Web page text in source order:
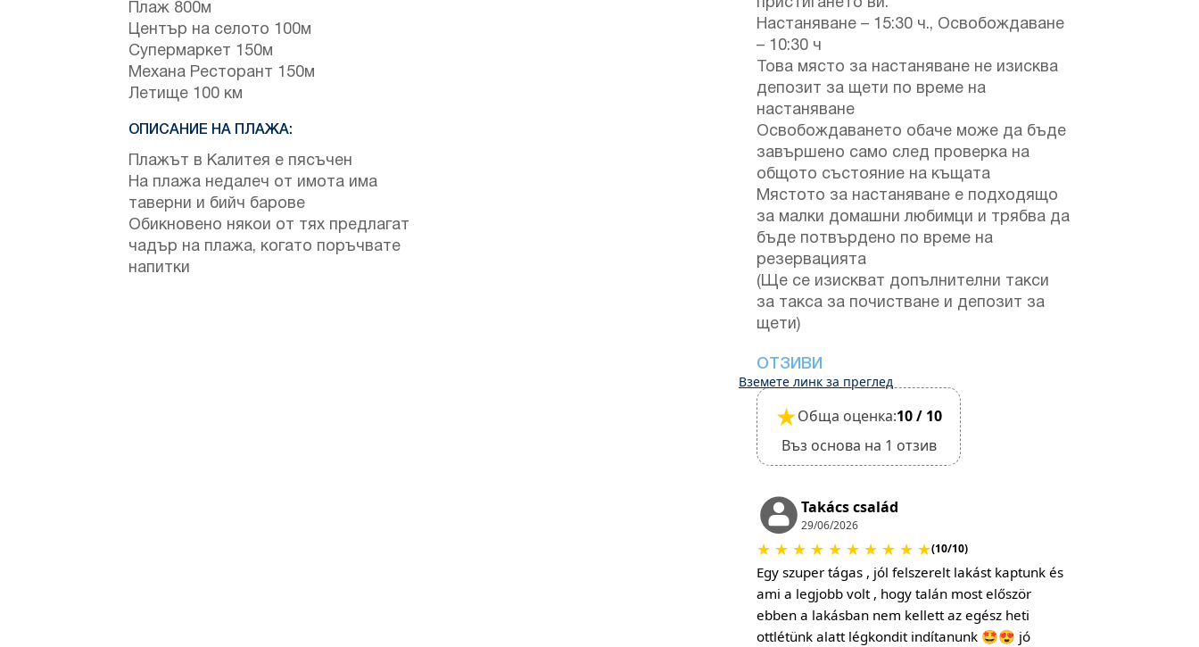
Плаж 800м
Център на селото 100м
Супермаркет 150м
Механа Ресторант 150м
Летище 100 км
ОПИСАНИЕ НА ПЛАЖА:
Плажът в Калитея е пясъчен
На плажа недалеч от имота има
таверни и бийч барове
Обикновено някои от тях предлагат
чадър на плажа, когато поръчвате
напитки
Настаняване – 15:30 ч., Освобождаване
– 10:30 ч
Това място за настаняване не изисква
депозит за щети по време на
настаняване
Освобождаването обаче може да бъде
завършено само след проверка на
общото състояние на къщата
Мястото за настаняване е подходящо
за малки домашни любимци и трябва да
бъде потвърдено по време на
резервацията
(Ще се изискват допълнителни такси
за такса за почистване и депозит за
щети)
ОТЗИВИ
Вземете линк за преглед
★Обща оценка:10 / 10
Въз основа на 1 отзив
Takács család
29/06/2026
★ ★ ★ ★ ★ ★ ★ ★ ★ ★(10/10)
Egy szuper tágas , jól felszerelt lakást kaptunk és
ami a legjobb volt , hogy talán most először
ebben a lakásban nem kellett az egész heti
ottlétünk alatt légkondit indítanunk 🤩😍 jó